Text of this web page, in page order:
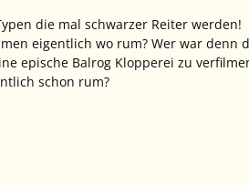
die mal schwarzer Reiter werden!
eigentlich wo rum? Wer war denn
epische Balrog Klopperei zu
schon rum?